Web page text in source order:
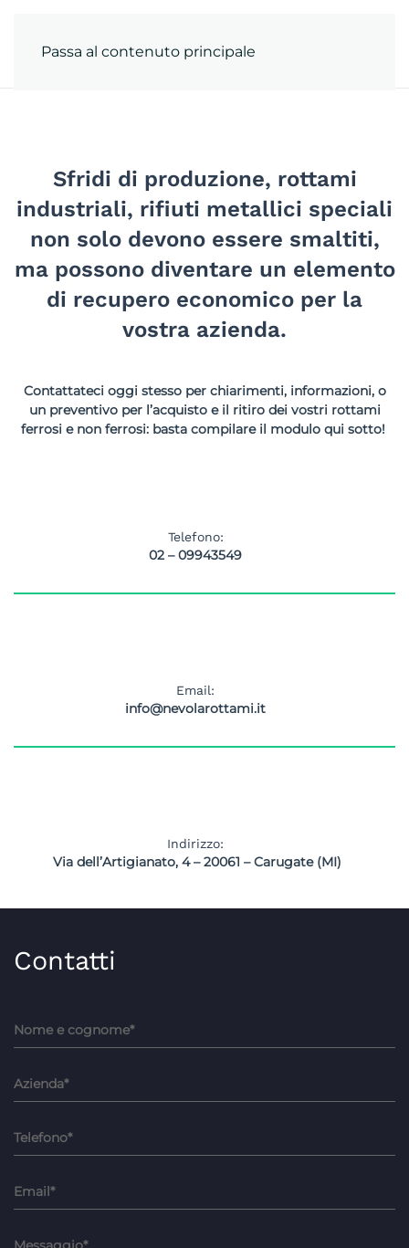
Passa al contenuto principale
Sfridi di produzione, rottami
industriali, rifiuti metallici speciali
non solo devono essere smaltiti,
ma possono diventare un elemento
di recupero economico per la
vostra azienda.
Contattateci oggi stesso per chiarimenti, informazioni, o
un preventivo per l’acquisto e il ritiro dei vostri rottami
ferrosi e non ferrosi: basta compilare il modulo qui sotto!
Telefono:
02 – 09943549
Email:
info@nevolarottami.it
Indirizzo:
Via dell’Artigianato, 4 – 20061 – Carugate (MI)
Contatti